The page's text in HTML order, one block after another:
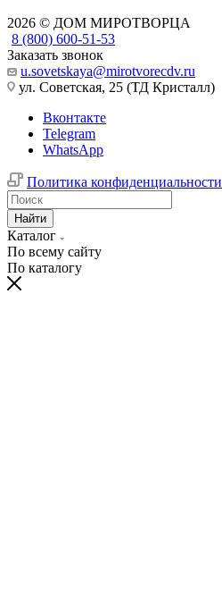
2026 © ДОМ МИРОТВОРЦА
8 (800) 600-51-53
Заказать звонок
u.sovetskaya@mirotvorecdv.ru
ул. Советская, 25 (ТД Кристалл)
Вконтакте
Telegram
WhatsApp
Политика конфиденциальности
Найти
Каталог
По всему сайту
По каталогу